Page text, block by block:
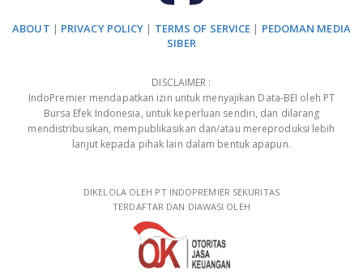
ABOUT | PRIVACY POLICY | TERMS OF SERVICE | PEDOMAN MEDIA
SIBER
DISCLAIMER :
IndoPremier mendapatkan izin untuk menyajikan Data-BEI oleh PT
Bursa Efek Indonesia, untuk keperluan sendiri, dan dilarang
mendistribusikan, mempublikasikan dan/atau mereproduksi lebih
lanjut kepada pihak lain dalam bentuk apapun.
DIKELOLA OLEH PT INDOPREMIER SEKURITAS
TERDAFTAR DAN DIAWASI OLEH